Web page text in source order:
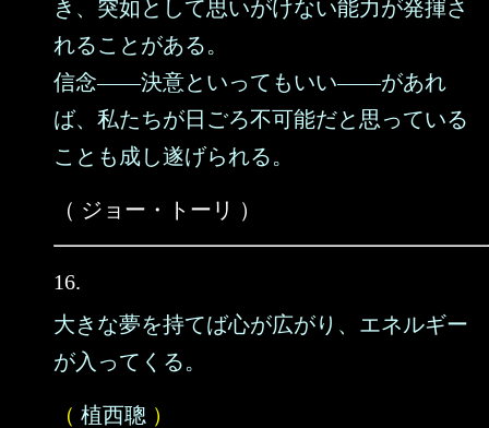
き、突如として思いがけない能力が発揮さ
れることがある。
信念――決意といってもいい――があれ
ば、私たちが日ごろ不可能だと思っている
ことも成し遂げられる。
（ ジョー・トーリ ）
16.
大きな夢を持てば心が広がり、エネルギー
が入ってくる。
（ 植西聰 ）